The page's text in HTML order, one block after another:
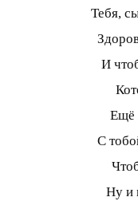
Тебя,
И
Ещё
С
Ну и